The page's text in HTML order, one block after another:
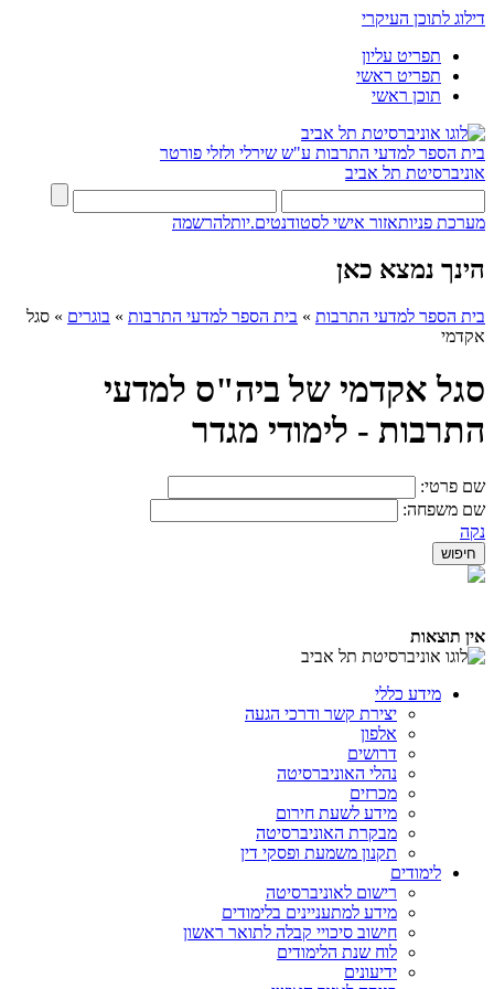
דילוג לתוכן העיקרי
תפריט עליון
תפריט ראשי
תוכן ראשי
בית הספר למדעי התרבות ע"ש שירלי ולזלי פורטר
אוניברסיטת תל אביב
מערכת פניותאזור אישי לסטודנטים.יותלהרשמה
הינך נמצא כאן
בית הספר למדעי התרבות » בית הספר למדעי התרבות » בוגרים » סגל
אקדמי
סגל אקדמי של ביה"ס למדעי
התרבות - לימודי מגדר
שם פרטי:
שם משפחה:
נקה
אין תוצאות
מידע כללי
יצירת קשר ודרכי הגעה
אלפון
דרושים
נהלי האוניברסיטה
מכרזים
מידע לשעת חירום
מבקרת האוניברסיטה
תקנון משמעת ופסקי דין
לימודים
רישום לאוניברסיטה
מידע למתעניינים בלימודים
חישוב סיכויי קבלה לתואר ראשון
לוח שנת הלימודים
ידיעונים